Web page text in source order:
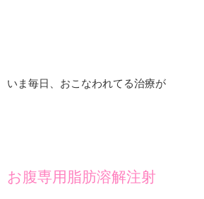
いま毎日、おこなわれてる治療が
お腹専用脂肪溶解注射